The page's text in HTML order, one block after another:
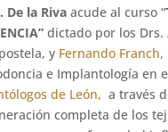
De la Riva acude al curso “
dictado por los Drs.
y Fernando Franch,
e Implantología en
de León, a través
completa de los